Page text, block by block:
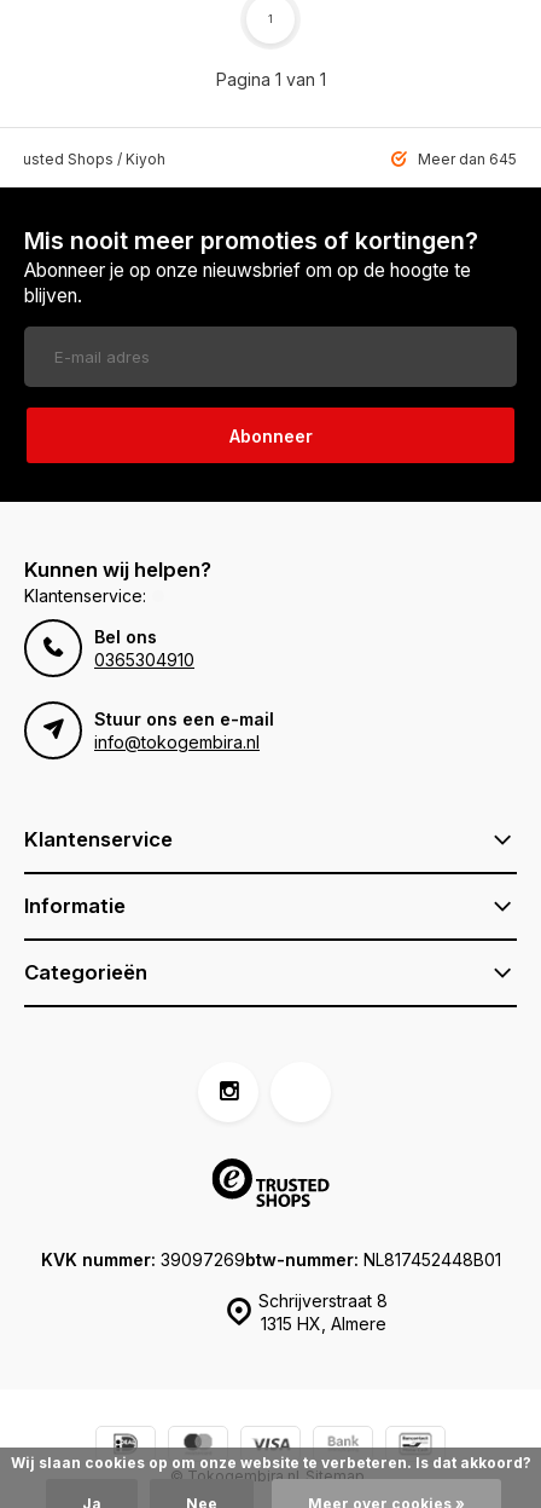
Pagina 1 van 1
1
Shops / Kiyoh Meer dan 6459
Mis nooit meer promoties of kortingen?
Abonneer je op onze nieuwsbrief om op de hoogte te
blijven.
Abonneer
Kunnen wij helpen?
Klantenservice:
Bel ons
0365304910
Stuur ons een e-mail
info@tokogembira.nl
Klantenservice
Informatie
Categorieën
Schrijverstraat 8
1315 HX, Almere
KVK nummer: 39097269btw-nummer: NL817452448B01
© Tokogembira.nl Sitemap
Wij slaan cookies op om onze website te verbeteren. Is dat akkoord?
Ja Nee Meer over cookies »